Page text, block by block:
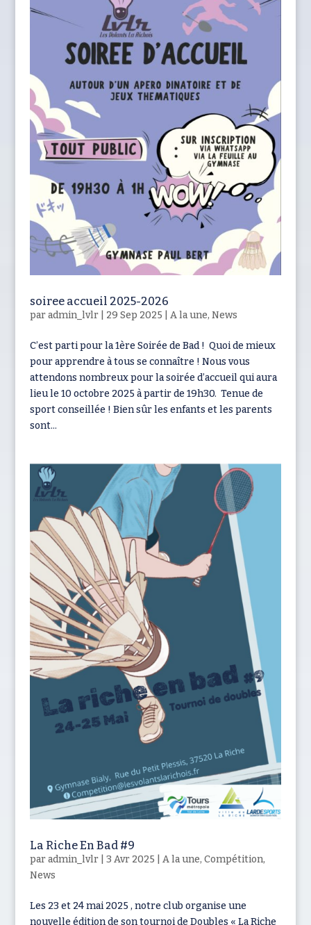
soiree accueil 2025-2026
paradmin_lvlr| 29 Sep 2025 A la une, News
C’est parti pour la 1ère Soirée de Bad ! Quoi de mieux
pour apprendre à tous se connaître ! Nous vous
attendons nombreux pour la soirée d’accueil qui aura
lieu le 10 octobre 2025 à partir de 19h30. Tenue de
sport conseillée ! Bien sûr les enfants et les parents
sont...
La Riche En Bad #9
paradmin_lvlr| 3 Avr 2025 A la une, Compétition,
News
Les 23 et 24 mai 2025 , notre club organise une
nouvelle édition de son tournoi de Doubles « La Riche